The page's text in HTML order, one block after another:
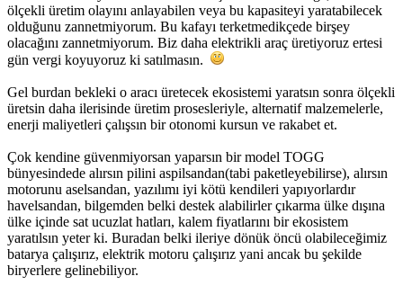
ölçekli üretim olayını anlayabilen veya bu kapasiteyi yaratabilecek
olduğunu zannetmiyorum. Bu kafayı terketmedikçede birşey
olacağını zannetmiyorum. Biz daha elektrikli araç üretiyoruz ertesi
gün vergi koyuyoruz ki satılmasın.
Gel burdan bekleki o aracı üretecek ekosistemi yaratsın sonra ölçekli
üretsin daha ilerisinde üretim prosesleriyle, alternatif malzemelerle,
enerji maliyetleri çalışsın bir otonomi kursun ve rakabet et.
Çok kendine güvenmiyorsan yaparsın bir model TOGG
bünyesindede alırsın pilini aspilsandan(tabi paketleyebilirse), alırsın
motorunu aselsandan, yazılımı iyi kötü kendileri yapıyorlardır
havelsandan, bilgemden belki destek alabilirler çıkarma ülke dışına
ülke içinde sat ucuzlat hatları, kalem fiyatlarını bir ekosistem
yaratılsın yeter ki. Buradan belki ileriye dönük öncü olabileceğimiz
batarya çalışırız, elektrik motoru çalışırız yani ancak bu şekilde
biryerlere gelinebiliyor.